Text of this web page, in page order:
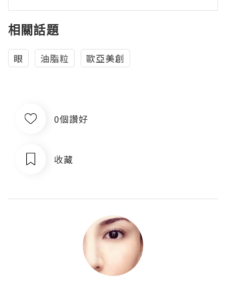
相關話題
眼 油脂粒 歐亞美創
0個讚好
收藏